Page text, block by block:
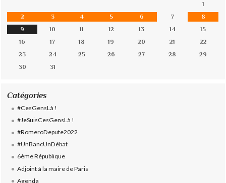
1
2
3 4 5 6 7
8
9
10 11 12 13 14
15
16
17 18 19 20 21
22
23
24 25 26 27 28
29
30
31
Catégories
#CesGensLà !
#JeSuisCesGensLà !
#RomeroDepute2022
#UnBancUnDébat
6ème République
Adjoint à la maire de Paris
Agenda